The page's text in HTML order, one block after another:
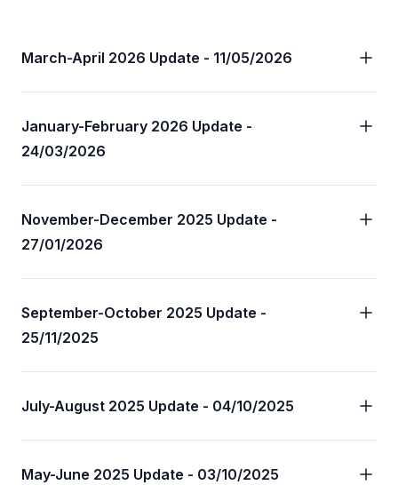
March-April 2026 Update - 11/05/2026
January-February 2026 Update -
24/03/2026
November-December 2025 Update -
27/01/2026
September-October 2025 Update -
25/11/2025
July-August 2025 Update - 04/10/2025
May-June 2025 Update - 03/10/2025